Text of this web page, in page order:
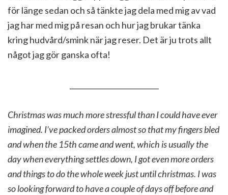
för länge sedan och så tänkte jag dela med mig av vad
jag har med mig på resan och hur jag brukar tänka
kring hudvård/smink när jag reser. Det är ju trots allt
något jag gör ganska ofta!
Christmas was much more stressful than I could have ever
imagined. I’ve packed orders almost so that my fingers bled
and when the 15th came and went, which is usually the
day when everything settles down, I got even more orders
and things to do the whole week just until christmas. I was
so looking forward to have a couple of days off before and